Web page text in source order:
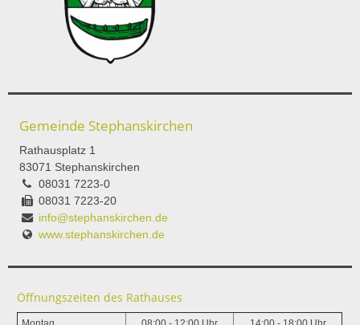
Gemeinde Stephanskirchen
Rathausplatz 1
83071 Stephanskirchen
08031 7223-0
08031 7223-20
info@stephanskirchen.de
www.stephanskirchen.de
Öffnungszeiten des Rathauses